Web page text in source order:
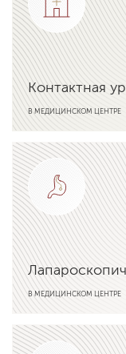
Контактная
В МЕДИЦИНСКОМ ЦЕНТРЕ
Подробнее об
В МЕДИЦИНСКОМ ЦЕНТРЕ
Подробнее об